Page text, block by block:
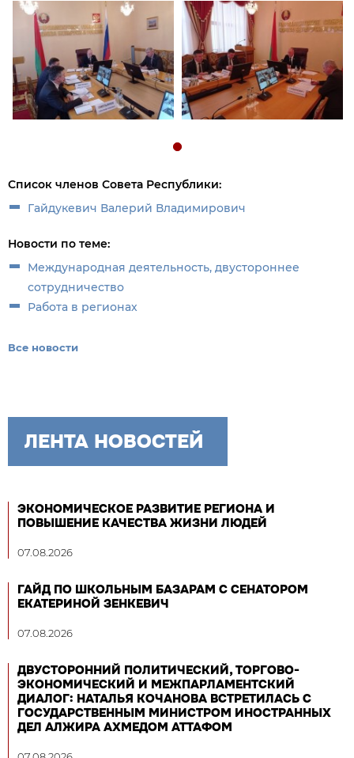
Список членов Совета Республики:
Гайдукевич Валерий Владимирович
Новости по теме:
Международная деятельность, двустороннее
сотрудничество
Работа в регионах
Все новости
ЛЕНТА НОВОСТЕЙ
ЭКОНОМИЧЕСКОЕ РАЗВИТИЕ РЕГИОНА И
ПОВЫШЕНИЕ КАЧЕСТВА ЖИЗНИ ЛЮДЕЙ
07.08.2026
ГАЙД ПО ШКОЛЬНЫМ БАЗАРАМ С СЕНАТОРОМ
ЕКАТЕРИНОЙ ЗЕНКЕВИЧ
07.08.2026
ДВУСТОРОННИЙ ПОЛИТИЧЕСКИЙ, ТОРГОВО-
ЭКОНОМИЧЕСКИЙ И МЕЖПАРЛАМЕНТСКИЙ
ДИАЛОГ: НАТАЛЬЯ КОЧАНОВА ВСТРЕТИЛАСЬ С
ГОСУДАРСТВЕННЫМ МИНИСТРОМ ИНОСТРАННЫХ
ДЕЛ АЛЖИРА АХМЕДОМ АТТАФОМ